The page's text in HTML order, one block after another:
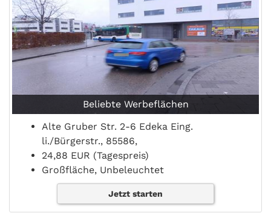
Beliebte Werbeflächen
Alte Gruber Str. 2-6 Edeka Eing.
li./Bürgerstr., 85586,
24,88 EUR (Tagespreis)
Großfläche, Unbeleuchtet
Jetzt starten